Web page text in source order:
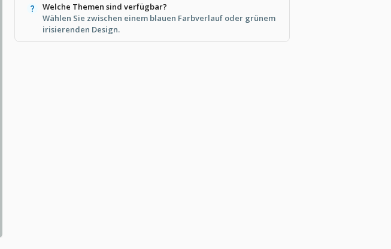
Welche Themen sind verfügbar?
Wählen Sie zwischen einem blauen Farbverlauf oder grünem
irisierenden Design.